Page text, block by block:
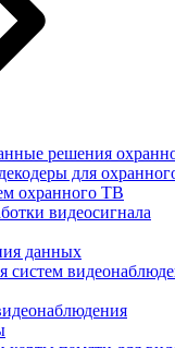
решения
для
охранного ТВ
видеосигнала
данных
систем